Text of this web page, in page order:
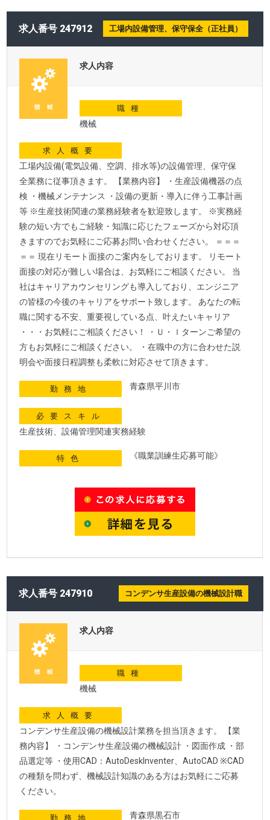
求人番号 247912 工場内設備管理、保守保全（正社員）
求人内容
職種
機械
求人概要
工場内設備(電気設備、空調、排水等)の設備管理、保守保
全業務に従事頂きます。 【業務内容】 ・生産設備機器の点
検 ・機械メンテナンス ・設備の更新・導入に伴う工事計画
等 ※生産技術関連の業務経験者を歓迎致します。 ※実務経
験の短い方でもご経験・知識に応じたフェーズから対応頂
きますのでお気軽にご応募お問い合わせください。 ＝＝＝
＝＝ 現在リモート面接のご案内をしております。 リモート
面接の対応が難しい場合は、お気軽にご相談ください。 当
社はキャリアカウンセリングも導入しており、エンジニア
の皆様の今後のキャリアをサポート致します。 あなたの転
職に関する不安、重要視している点、叶えたいキャリア
・・・お気軽にご相談ください！ ・Ｕ・ｌターンご希望の
方もお気軽にご相談ください。 ・在職中の方に合わせた説
明会や面接日程調整も柔軟に対応させて頂きます。
勤務地 青森県平川市
必要スキル
生産技術、設備管理関連実務経験
特色 《職業訓練生応募可能》
求人番号 247910 コンデンサ生産設備の機械設計職
求人内容
職種
機械
求人概要
コンデンサ生産設備の機械設計業務を担当頂きます。 【業
務内容】 ・コンデンサ生産設備の機械設計 ・図面作成 ・部
品選定等 ・使用CAD：AutoDeskInventer、AutoCAD ※CAD
の種類を問わず、機械設計知識のある方はお気軽にご応募
ください。
勤務地 青森県黒石市